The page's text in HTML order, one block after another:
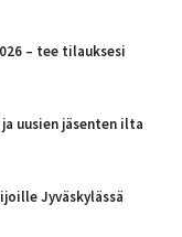
– tee tilauksesi
uusien jäsenten ilta
Jyväskylässä